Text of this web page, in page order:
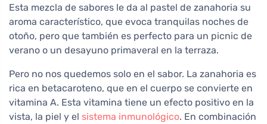
Esta mezcla de sabores le da al pastel de zanahoria su
aroma característico, que evoca tranquilas noches de
otoño, pero que también es perfecto para un picnic de
verano o un desayuno primaveral en la terraza.
Pero no nos quedemos solo en el sabor. La zanahoria es
rica en betacaroteno, que en el cuerpo se convierte en
vitamina A. Esta vitamina tiene un efecto positivo en la
vista, la piel y el sistema inmunológico. En combinación